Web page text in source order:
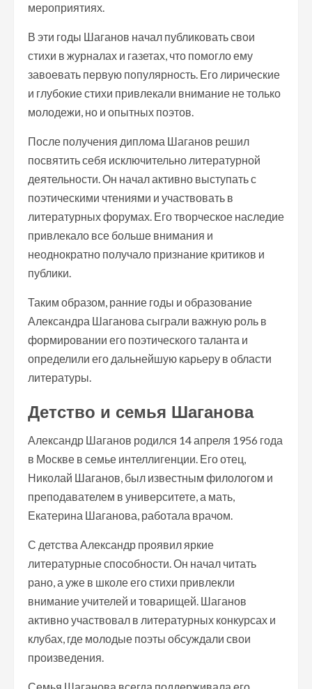
мероприятиях.
В эти годы Шаганов начал публиковать свои
стихи в журналах и газетах, что помогло ему
завоевать первую популярность. Его лирические
и глубокие стихи привлекали внимание не только
молодежи, но и опытных поэтов.
После получения диплома Шаганов решил
посвятить себя исключительно литературной
деятельности. Он начал активно выступать с
поэтическими чтениями и участвовать в
литературных форумах. Его творческое наследие
привлекало все больше внимания и
неоднократно получало признание критиков и
публики.
Таким образом, ранние годы и образование
Александра Шаганова сыграли важную роль в
формировании его поэтического таланта и
определили его дальнейшую карьеру в области
литературы.
Детство и семья Шаганова
Александр Шаганов родился 14 апреля 1956 года
в Москве в семье интеллигенции. Его отец,
Николай Шаганов, был известным филологом и
преподавателем в университете, а мать,
Екатерина Шаганова, работала врачом.
С детства Александр проявил яркие
литературные способности. Он начал читать
рано, а уже в школе его стихи привлекли
внимание учителей и товарищей. Шаганов
активно участвовал в литературных конкурсах и
клубах, где молодые поэты обсуждали свои
произведения.